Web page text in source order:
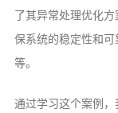
了其异常处理优化
保系统的稳定性和
等。
通过学习这个案例，